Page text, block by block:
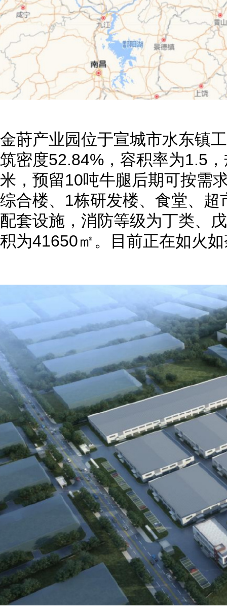
金莳产业园位于宣城市水东镇
筑密度52.84%，容积率为1.5
米，预留10吨牛腿后期可按需
综合楼、1栋研发楼、食堂、
配套设施，消防等级为丁类、
积为41650㎡。目前正在如火